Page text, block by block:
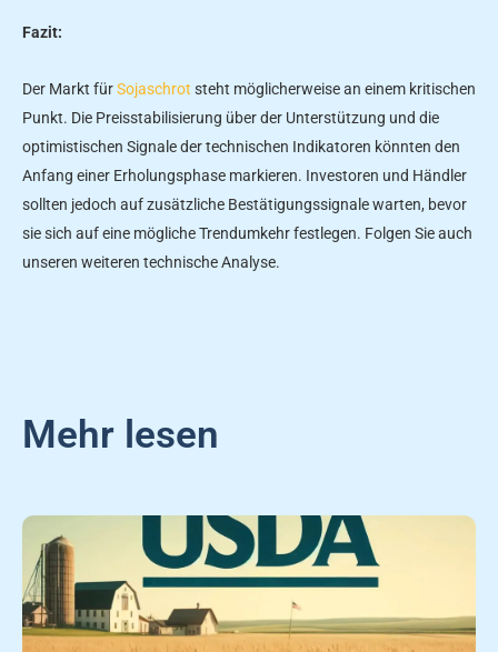
Fazit:
Der Markt fürSojaschrot steht möglicherweise an einem kritischen
Punkt. Die Preisstabilisierung über der Unterstützung und die
optimistischen Signale der technischen Indikatoren könnten den
Anfang einer Erholungsphase markieren. Investoren und Händler
sollten jedoch auf zusätzliche Bestätigungssignale warten, bevor
sie sich auf eine mögliche Trendumkehr festlegen. Folgen Sie auch
unseren weiteren technische Analyse.
Mehr lesen